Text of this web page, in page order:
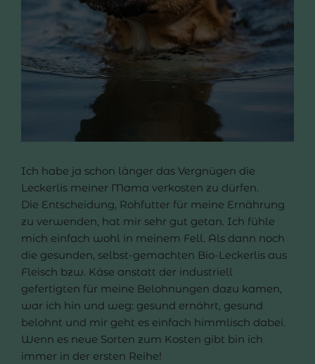
Ich habe ja schon länger das Vergnügen die
Leckerlis meiner Mama verkosten zu dürfen.
Die Entscheidung, Rohfutter für meine Ernährung
zu verwenden, hat mir sehr gut getan. Ich fühle
mich einfach wohl in meinem Fell. Als dann noch
die gesunden, selbst-gemachten Bio-Leckerlis aus
Fleisch bzw. Käse anstatt der industriell
gefertigten für meine Belohnungen dazu kamen,
war ich hin und weg: gesund ernährt, gesund
belohnt und mir geht es einfach himmlisch dabei.
Wenn es neue Sorten zum Kosten gibt bin ich
immer in der ersten Reihe!